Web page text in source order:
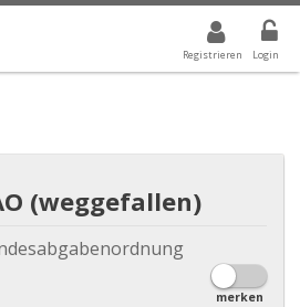
Registrieren Login
WERT IST ALLE
(weggefallen)
merken